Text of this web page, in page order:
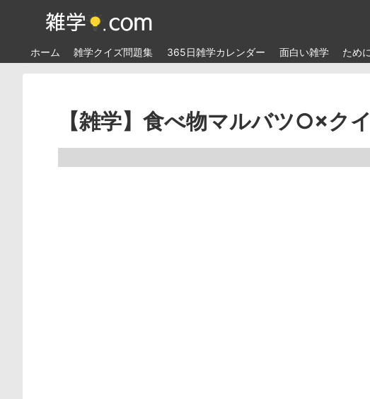
ホーム 雑学クイズ問題集 365日雑学カレンダー 面白い雑学 ため
【雑学】食べ物マルバツ○×ク